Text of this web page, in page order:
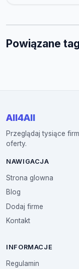
Powiązane
All4All
Przeglądaj tysiące
oferty.
NAWIGACJA
Strona glowna
Blog
Dodaj firme
Kontakt
INFORMACJE
Regulamin